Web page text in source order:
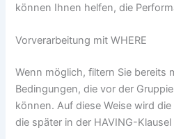
können Ihnen helfen, die
Vorverarbeitung mit WHERE
Wenn möglich, filtern Sie bereits
Bedingungen, die vor der
können. Auf diese Weise wird
die später in der HAVING-